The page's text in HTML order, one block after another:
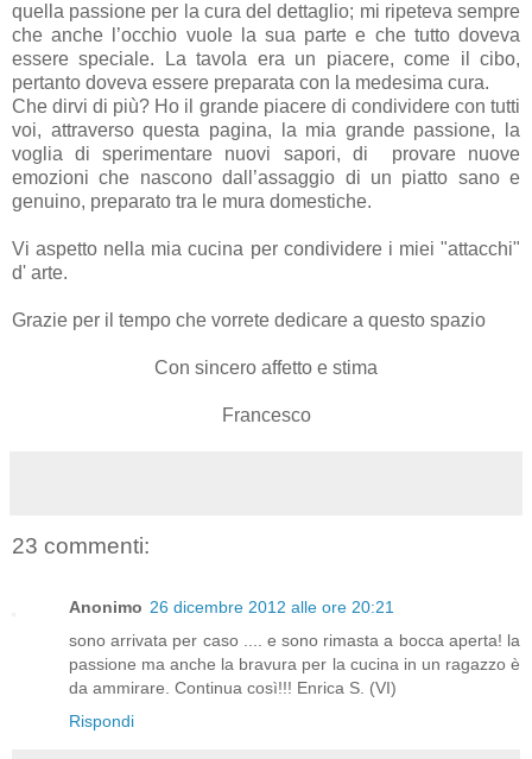
quella passione per la cura del dettaglio; mi ripeteva sempre
che anche l’occhio vuole la sua parte e che tutto doveva
essere speciale. La tavola era un piacere, come il cibo,
pertanto doveva essere preparata con la medesima cura.
Che dirvi di più? Ho il grande piacere di condividere con tutti
voi, attraverso questa pagina, la mia grande passione, la
voglia di sperimentare nuovi sapori, di provare nuove
emozioni che nascono dall’assaggio di un piatto sano e
genuino, preparato tra le mura domestiche.
Vi aspetto nella mia cucina per condividere i miei "attacchi"
d' arte.
Grazie per il tempo che vorrete dedicare a questo spazio
Con sincero affetto e stima
Francesco
23 commenti:
Anonimo 26 dicembre 2012 alle ore 20:21
sono arrivata per caso .... e sono rimasta a bocca aperta! la
passione ma anche la bravura per la cucina in un ragazzo è
da ammirare. Continua così!!! Enrica S. (VI)
Rispondi